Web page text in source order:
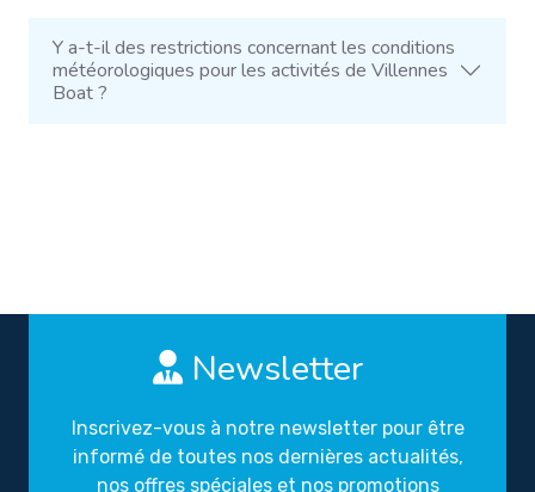
Y a-t-il des restrictions concernant les conditions
météorologiques pour les activités de Villennes
Boat ?
Newsletter
Inscrivez-vous à notre newsletter pour être
informé de toutes nos dernières actualités,
nos offres spéciales et nos promotions